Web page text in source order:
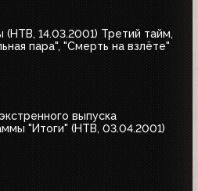
(НТВ, 14.03.2001) Третий тайм,
пара", "Смерть на взлёте"
выпуска
"Итоги" (НТВ, 03.04.2001)